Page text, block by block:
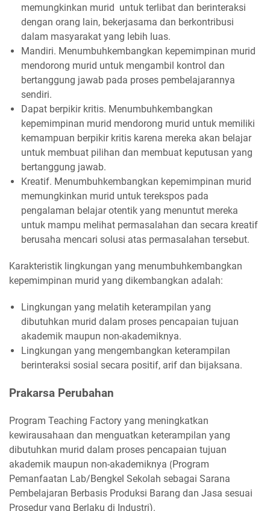
memungkinkan murid untuk terlibat dan berinteraksi
dengan orang lain, bekerjasama dan berkontribusi
dalam masyarakat yang lebih luas.
Mandiri. Menumbuhkembangkan kepemimpinan murid
mendorong murid untuk mengambil kontrol dan
bertanggung jawab pada proses pembelajarannya
sendiri.
Dapat berpikir kritis. Menumbuhkembangkan
kepemimpinan murid mendorong murid untuk memiliki
kemampuan berpikir kritis karena mereka akan belajar
untuk membuat pilihan dan membuat keputusan yang
bertanggung jawab.
Kreatif. Menumbuhkembangkan kepemimpinan murid
memungkinkan murid untuk terekspos pada
pengalaman belajar otentik yang menuntut mereka
untuk mampu melihat permasalahan dan secara kreatif
berusaha mencari solusi atas permasalahan tersebut.
Karakteristik lingkungan yang menumbuhkembangkan
kepemimpinan murid yang dikembangkan adalah:
Lingkungan yang melatih keterampilan yang
dibutuhkan murid dalam proses pencapaian tujuan
akademik maupun non-akademiknya.
Lingkungan yang mengembangkan keterampilan
berinteraksi sosial secara positif, arif dan bijaksana.
Prakarsa Perubahan
Program Teaching Factory yang meningkatkan
kewirausahaan dan menguatkan keterampilan yang
dibutuhkan murid dalam proses pencapaian tujuan
akademik maupun non-akademiknya ⟮Program
Pemanfaatan Lab/Bengkel Sekolah sebagai Sarana
Pembelajaran Berbasis Produksi Barang dan Jasa sesuai
Prosedur yang Berlaku di Industri).